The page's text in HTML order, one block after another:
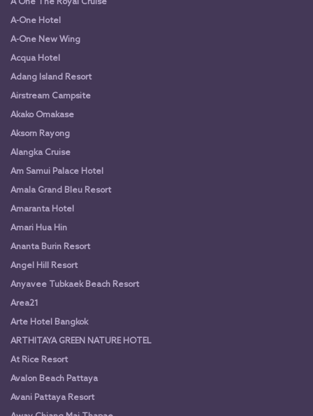
A One The Royal Cruise
A-One Hotel
A-One New Wing
Acqua Hotel
Adang Island Resort
Airstream Campsite
Akako Omakase
Aksorn Rayong
Alangka Cruise
Am Samui Palace Hotel
Amala Grand Bleu Resort
Amaranta Hotel
Amari Hua Hin
Ananta Burin Resort
Angel Hill Resort
Anyavee Tubkaek Beach Resort
Area21
Arte Hotel Bangkok
ARTHITAYA GREEN NATURE HOTEL
At Rice Resort
Avalon Beach Pattaya
Avani Pattaya Resort